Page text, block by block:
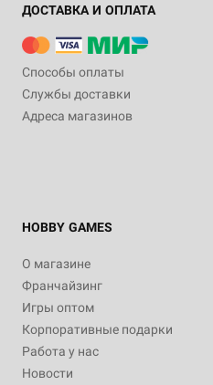
ДОСТАВКА И ОПЛАТА
Способы оплаты
Службы доставки
Адреса магазинов
HOBBY GAMES
О магазине
Франчайзинг
Игры оптом
Корпоративные подарки
Работа у нас
Новости